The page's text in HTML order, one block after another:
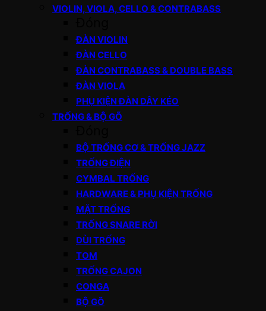
VIOLIN, VIOLA, CELLO & CONTRABASS
ĐÀN VIOLIN
ĐÀN CELLO
ĐÀN CONTRABASS & DOUBLE BASS
ĐÀN VIOLA
PHỤ KIỆN ĐÀN DÂY KÉO
TRỐNG & BỘ GÕ
BỘ TRỐNG CƠ & TRỐNG JAZZ
TRỐNG ĐIỆN
CYMBAL TRỐNG
HARDWARE & PHỤ KIỆN TRỐNG
MẶT TRỐNG
TRỐNG SNARE RỜI
DÙI TRỐNG
TOM
TRỐNG CAJON
CONGA
BỘ GÕ